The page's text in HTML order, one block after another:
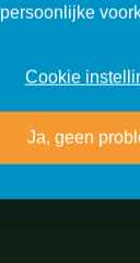
Cookie
Ja, geen